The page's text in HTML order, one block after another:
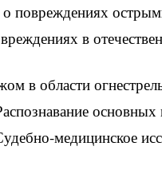
повреждениях
в
в области
медицинское